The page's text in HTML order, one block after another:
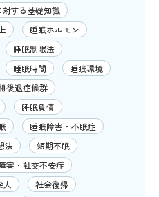
対する基礎知識
睡眠ホルモン
睡眠制限法
睡眠時間
睡眠環境
後退症候群
睡眠負債
睡眠障害・不眠症
法
短期不眠
害・社交不安症
人
社会復帰